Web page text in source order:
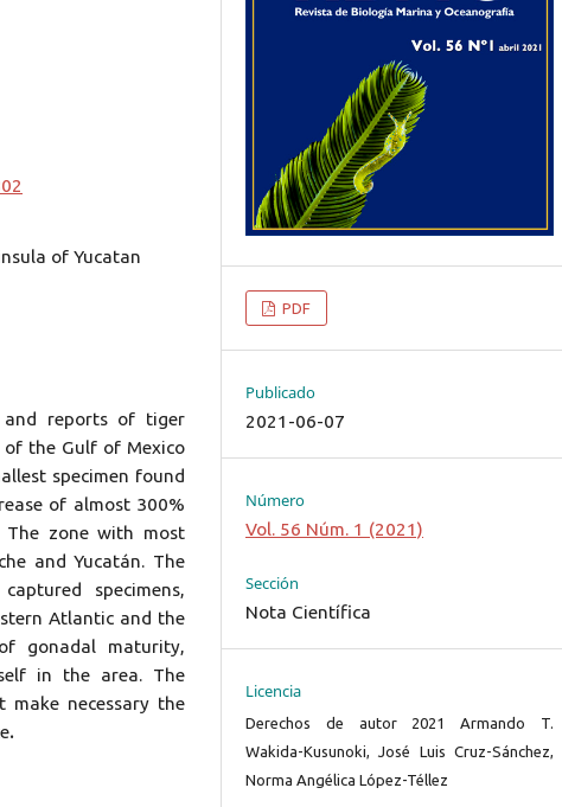
of Yucatan
reports of tiger
of the Gulf of Mexico
specimen found
of almost 300%
zone with most
and Yucatán. The
specimens,
Atlantic and the
gonadal maturity,
in the area. The
make necessary the
.
PDF
Publicado
2021-06-07
Número
Vol. 56 Núm. 1 (2021)
Sección
Nota Científica
Licencia
Derechos de autor 2021 Armando T.
Wakida-Kusunoki, José Luis Cruz-Sánchez,
Norma Angélica López-Téllez